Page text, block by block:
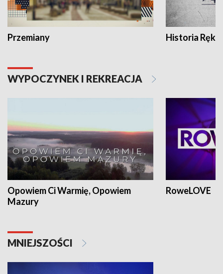
Przemiany Historia Ręką
WYPOCZYNEK I REKREACJA
Opowiem Ci Warmię, Opowiem
Mazury
RoweLOVE
MNIEJSZOŚCI